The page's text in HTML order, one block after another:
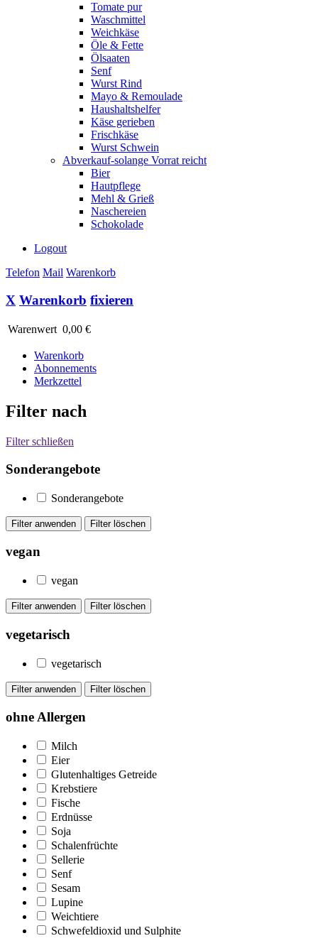
Tomate pur
Waschmittel
Weichkäse
Öle & Fette
Ölsaaten
Senf
Wurst Rind
Mayo & Remoulade
Haushaltshelfer
Käse gerieben
Frischkäse
Wurst Schwein
Abverkauf-solange Vorrat reicht
Bier
Hautpflege
Mehl & Grieß
Naschereien
Schokolade
Logout
Telefon Mail Warenkorb
X Warenkorb fixieren
Warenwert 0,00 €
Warenkorb
Abonnements
Merkzettel
Filter nach
Filter schließen
Sonderangebote
Sonderangebote
vegan
vegan
vegetarisch
vegetarisch
ohne Allergen
Milch
Eier
Glutenhaltiges Getreide
Krebstiere
Fische
Erdnüsse
Soja
Schalenfrüchte
Sellerie
Senf
Sesam
Lupine
Weichtiere
Schwefeldioxid und Sulphite